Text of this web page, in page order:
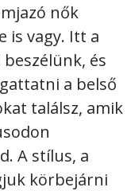
nők
is vagy. Itt a
és
a belső
találsz, amik
A stílus, a
körbejárni